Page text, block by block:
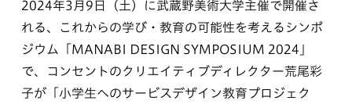
2024年3月9日（土）に武蔵野美術大学主催で開催さ
れる、これからの学び・教育の可能性を考えるシンポ
ジウム「MANABI DESIGN SYMPOSIUM 2024」
で、コンセントのクリエイティブディレクター荒尾彩
子が「小学生へのサービスデザイン教育プロジェク